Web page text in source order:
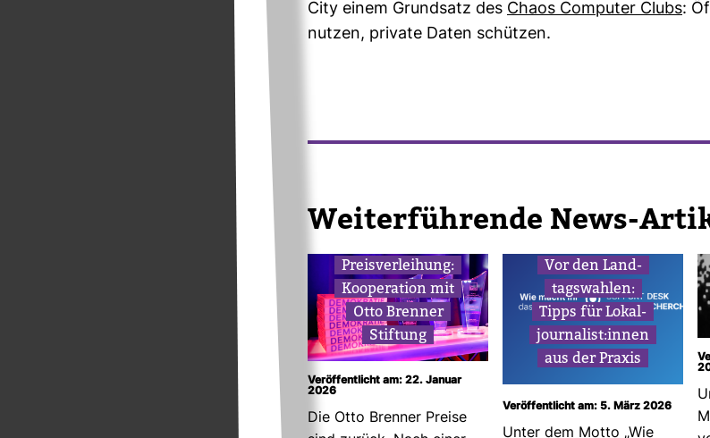
City einem Grund­satz des Chaos Com­puter Clubs:
nutzen, pri­vate Daten schützen.
Wei­ter­füh­rende News-​
Preis­ver­lei­hung:
Koope­ra­tion mit
Otto Brenner
Stif­tung
Veröffentlicht am: 22. Januar
2026
Die Otto Brenner Preise
Vor den Land­
tags­wahlen:
Tipps für Lokal­
jour­na­list:innen
aus der Praxis
Veröffentlicht am: 5. März 2026
Unter dem Motto „Wie